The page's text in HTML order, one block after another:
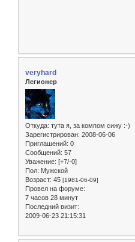
veryhard
Легионер
Откуда: тута я, за компом сижу :-)
Зарегистрирован: 2008-06-06
Приглашений: 0
Сообщений: 57
Уважение: [+7/-0]
Пол: Мужской
Возраст: 45 [1981-06-09]
Провел на форуме:
7 часов 28 минут
Последний визит:
2009-06-23 21:15:31